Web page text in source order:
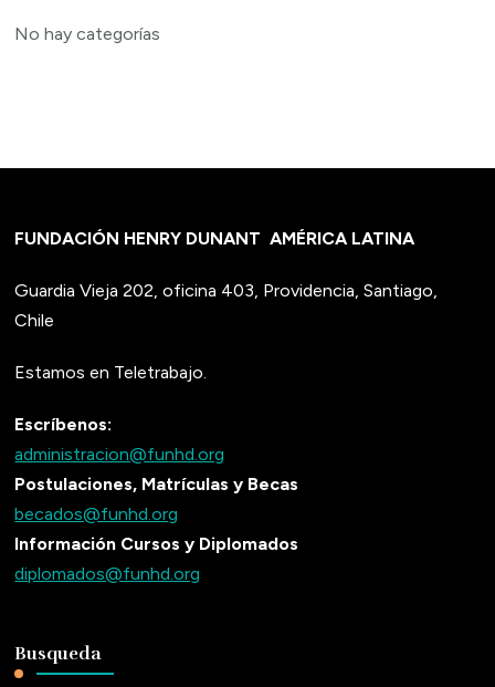
No hay categorías
FUNDACIÓN HENRY DUNANTAMÉRICA LATINA
Guardia Vieja 202, oficina 403, Providencia, Santiago,
Chile
Estamos en Teletrabajo.
Escríbenos:
administracion@funhd.org
Postulaciones, Matrículas y Becas
becados@funhd.org
Información Cursos y Diplomados
diplomados@funhd.org
Busqueda